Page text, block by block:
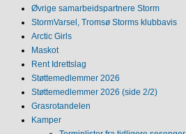
Øvrige samarbeidspartnere Storm
StormVarsel, Tromsø Storms klubbavis
Arctic Girls
Maskot
Rent Idrettslag
Støttemedlemmer 2026
Støttemedlemmer 2026 (side 2/2)
Grasrotandelen
Kamper